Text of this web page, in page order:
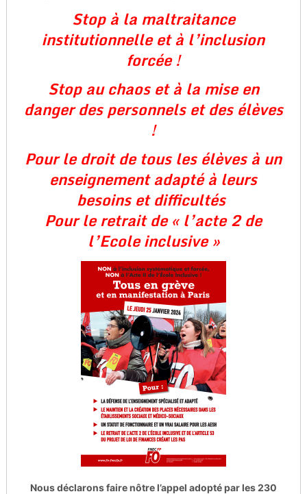
Stop à la maltraitance
institutionnelle et à l’inclusion
forcée !
Stop au chaos et à la mise en
danger des personnels et des élèves
!
Pour le droit de tous les élèves à un
enseignement adapté à leurs
besoins et difficultés
Pour le retrait de « l’acte 2 de
l’Ecole inclusive »
Nous déclarons faire nôtre l’appel adopté par les 230